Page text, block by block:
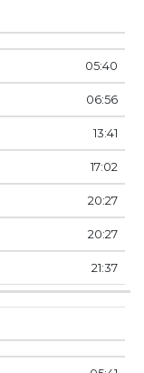
05:40
06:56
13:41
17:02
20:27
20:27
21:37